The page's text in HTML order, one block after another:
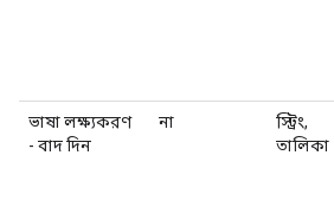
ভাষা লক্ষ্যকরণ
- বাদ দিন
না
স্ট্রিং,
তালিকা